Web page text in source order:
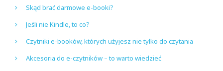
Skąd brać darmowe e-booki?
Jeśli nie Kindle, to co?
Czytniki e-booków, których użyjesz nie tylko do czytania
Akcesoria do e-czytników – to warto wiedzieć